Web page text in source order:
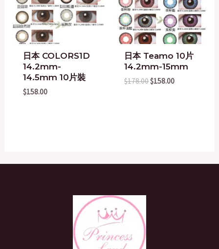
日本 COLORS1D
14.2mm-
14.5mm 10片裝
$158.00
日本 Teamo 10片
14.2mm-15mm
$178.00$158.00